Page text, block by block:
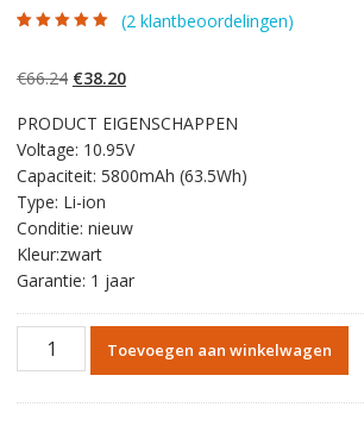
klantbeoordelinge
(2klantbeoordelingen)
€66.24 Oorspronkelijke
was:
€66.24.
€38.20Huidige
is:
€38.20.
PRODUCT EIGENSCHAPPEN
Voltage: 10.95V
Capaciteit: 5800mAh (63.5Wh)
Type: Li-ion
Conditie: nieuw
Kleur:zwart
Garantie: 1 jaar
Originele
batterij
Toevoegen aan winkelwagen